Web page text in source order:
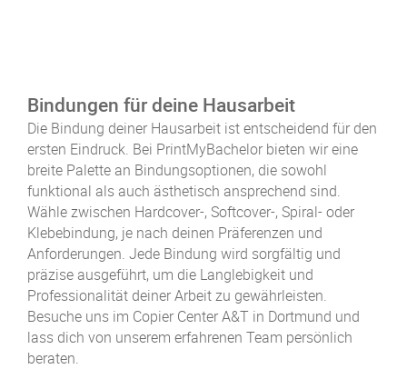
Bindungen für deine Hausarbeit
Die Bindung deiner Hausarbeit ist entscheidend für den
ersten Eindruck. Bei PrintMyBachelor bieten wir eine
breite Palette an Bindungsoptionen, die sowohl
funktional als auch ästhetisch ansprechend sind.
Wähle zwischen Hardcover-, Softcover-, Spiral- oder
Klebebindung, je nach deinen Präferenzen und
Anforderungen. Jede Bindung wird sorgfältig und
präzise ausgeführt, um die Langlebigkeit und
Professionalität deiner Arbeit zu gewährleisten.
Besuche uns im Copier Center A&T in Dortmund und
lass dich von unserem erfahrenen Team persönlich
beraten.